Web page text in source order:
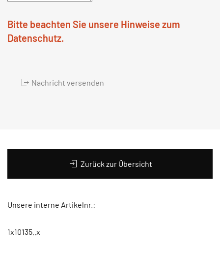
Bitte beachten Sie unsere Hinweise zum
Datenschutz.
Nachricht versenden
Zurück zur Übersicht
Unsere interne Artikelnr.:
1x10135..x